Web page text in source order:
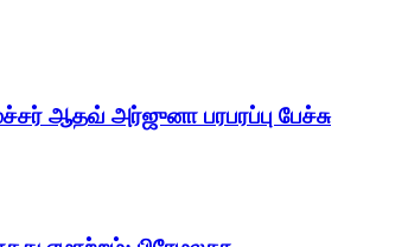
ஆதவ் அர்ஜுனா பரபரப்பு பேச்சு